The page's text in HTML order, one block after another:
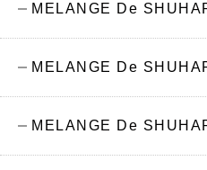
MELANGE De
MELANGE De
MELANGE De